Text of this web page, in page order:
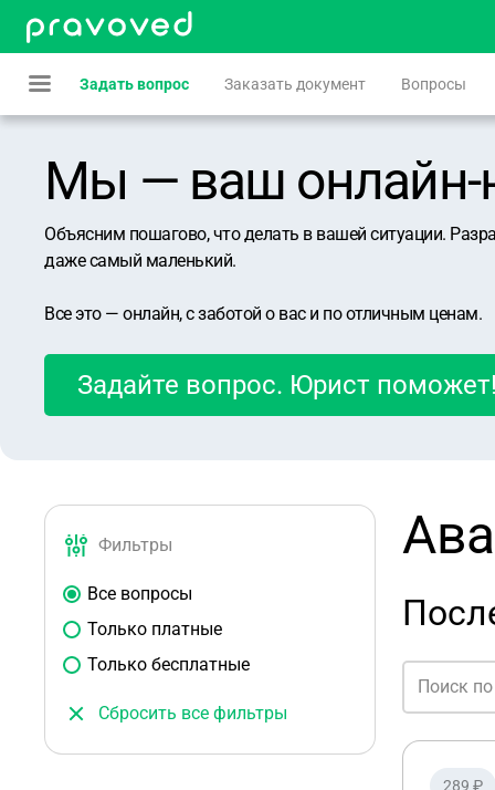
Задать вопрос Заказать документ Вопросы
Мы — ваш онлайн-
Объясним пошагово, что делать в вашей ситуации.
даже самый маленький.
Все это — онлайн, с заботой о вас и по отличным ценам.
Задайте вопрос. Юрист поможет!
Фильтры
Все вопросы
Только платные
Только бесплатные
Сбросить все фильтры
289 ₽